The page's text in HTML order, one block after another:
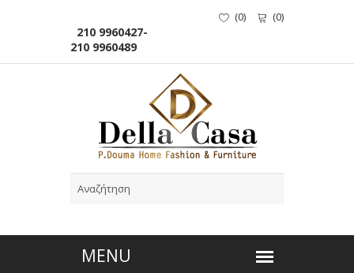
210 9960427-
210 9960489
(0) (0)